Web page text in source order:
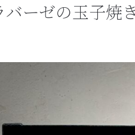
バーゼの玉子焼